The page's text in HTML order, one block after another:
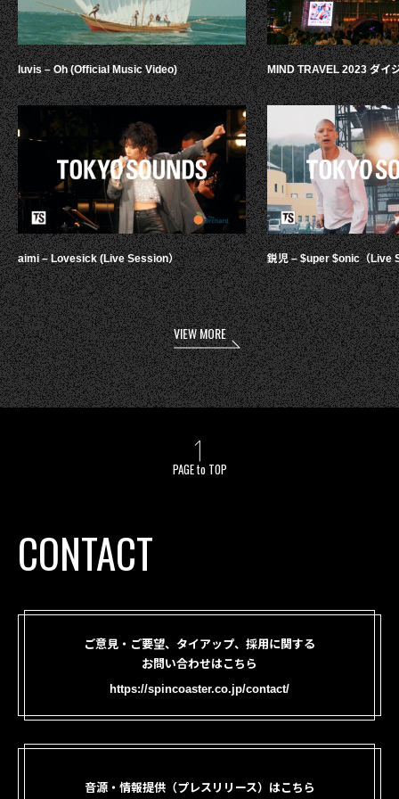
luvis – Oh (Official Music Video)
aimi – Lovesick (Live Session）
MIND TRAVEL 2023 ダイ
鋭児 – $uper $onic（Live
VIEW MORE
PAGE to TOP
CONTACT
ご意見・ご要望、タイアップ、採用に関する
お問い合わせはこちら
https://spincoaster.co.jp/contact/
音源・情報提供（プレスリリース）はこちら